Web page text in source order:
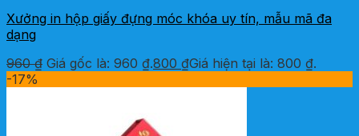
Xưởng in hộp giấy đựng móc khóa uy tín, mẫu mã đa
dạng
960₫ Giá gốc là: 960 ₫.800 ₫Giá hiện tại là: 800 ₫.
-17%